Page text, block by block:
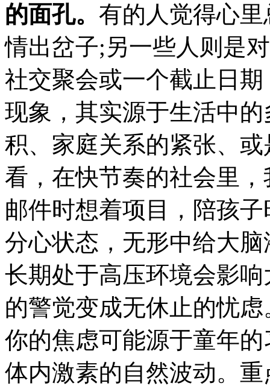
的面孔。 有的人觉得心
情出岔子;另一些人则是
社交聚会或一个截止日
现象，其实源于生活中
积、家庭关系的紧张、
看，在快节奏的社会里
邮件时想着项目，陪孩
分心状态，无形中给大
长期处于高压环境会影
的警觉变成无休止的忧
你的焦虑可能源于童年
体内激素的自然波动。